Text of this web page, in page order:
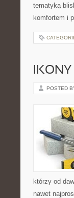
tematyką
komfortem i
POSTED
którzy od
nawet